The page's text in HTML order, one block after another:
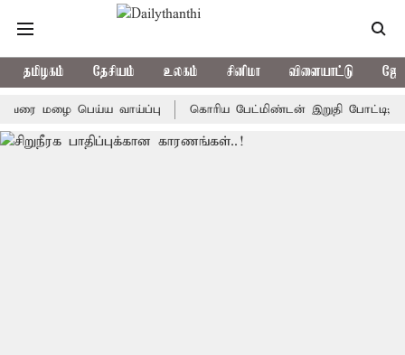
தமிழகம் தேசியம் உலகம் சினிமா விளையாட்டு
பெய்ய வாய்ப்பு கொரிய பேட்மிண்டன் இறுதி போட்டி;